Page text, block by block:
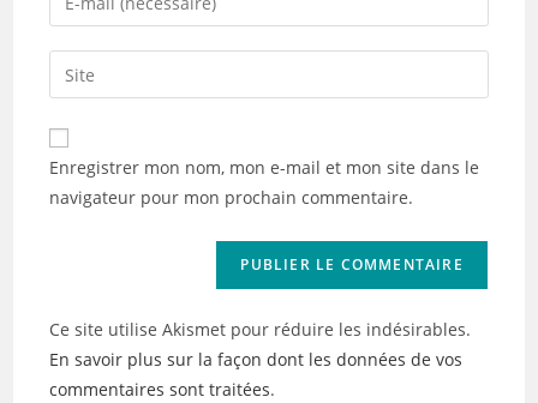
comment
your
email
address
comment
Saisir
l’URL
de
votre
(facultatif)
Enregistrer mon nom, mon e-mail et mon site dans le
navigateur pour mon prochain commentaire.
Ce site utilise Akismet pour réduire les indésirables.
En savoir plus sur la façon dont les données de vos
commentaires sont traitées.